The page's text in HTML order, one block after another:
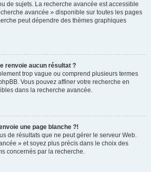
de sujets. La recherche avancée est accessible
avancée » disponible sur toutes les pages
peut dépendre des thèmes graphiques
renvoie aucun résultat ?
trop vague ou comprend plusieurs termes
Vous pouvez affiner votre recherche en
dans la recherche avancée.
une page blanche ?!
de résultats que ne peut gérer le serveur Web.
» et soyez plus précis dans le choix des
concernés par la recherche.